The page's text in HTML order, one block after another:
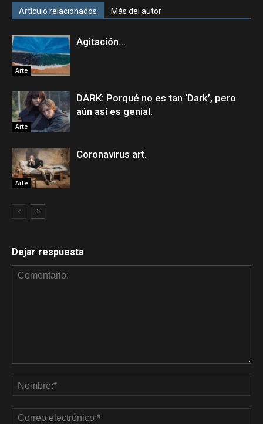
Artículo relacionados Más del autor
Arte
Agitación…
Arte
DARK: Porqué no es tan ‘Dark’, pero
aún así es genial.
Arte
Coronavirus art.
Dejar respuesta